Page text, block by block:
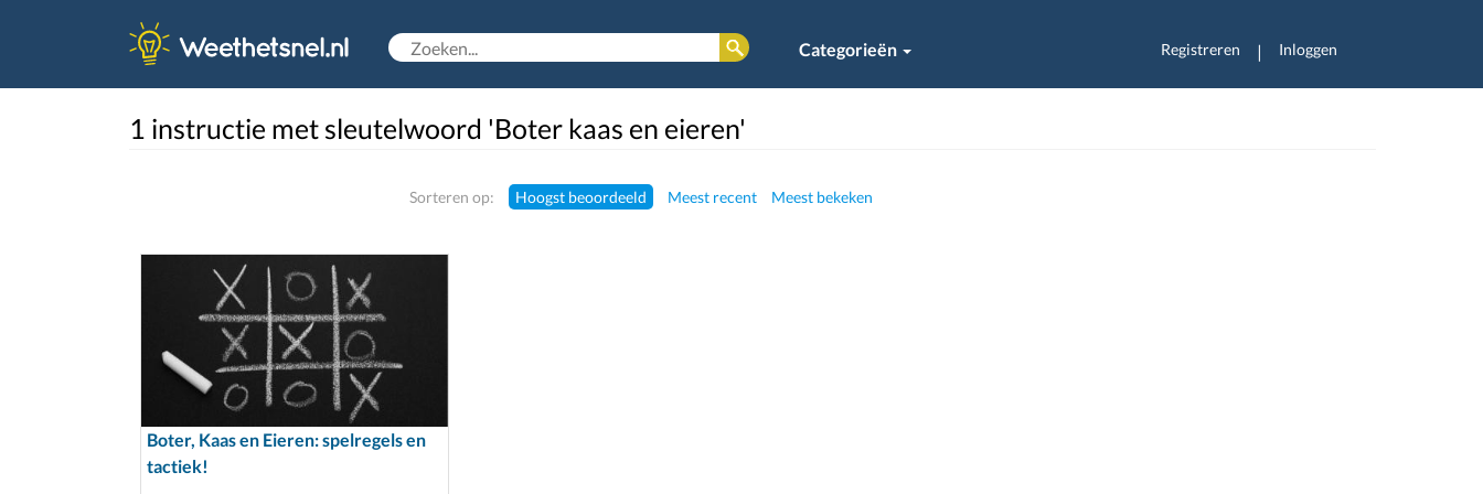
Categorieën Registreren | Inloggen
1 instructie met sleutelwoord 'Boter kaas en eieren'
Sorteren op: Hoogst beoordeeld Meest recent Meest bekeken
Boter, Kaas en Eieren: spelregels en
tactiek!